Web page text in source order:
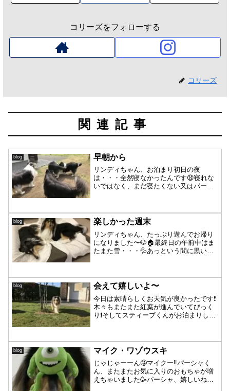
コリーズをフォローする
コリーズ
関連記事
blog 早朝から
リンディちゃん、お泊まり初日の夜
は・・・全然寝なかったんです😧寝れな
いではなく、まだ寝たくない又はパーシ
朝はなかなか起きてこない・・・外に行
っても、歩きながらのあくび🥱...
blog 楽しかった週末
リンディちゃん、たっぷり遊んでお帰り
になりました〜🐶🏠最終日の午前中はま
たまた雪・・・💦あっという間に黒い毛
て〜やっぱり間違います😁雪も止んだと
思ったら後に強風🌬毛が風...
blog 会えて嬉しいよ〜
今日は素晴らしくお天気が良かったです❗️
木々もまたまた紅葉が進んでいてびっく
り❗️そしてスティーブくんがお泊まりしに
たスティーブくんはまた少しシニアさん
になって...
blog マイク・ワゾウスキ
じゃじゃーーん🤩マイクー‼️パーシャく
ん、またまたお気に入りのおもちゃが増
えちゃいました🥳パーシャ、嬉しいね〜